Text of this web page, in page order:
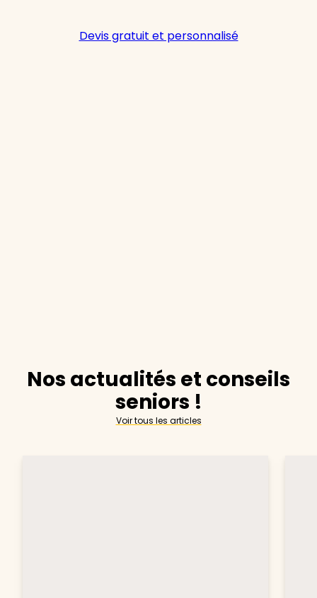
Devis gratuit et personnalisé
Nos actualités et conseils
seniors !
Voir tous les articles